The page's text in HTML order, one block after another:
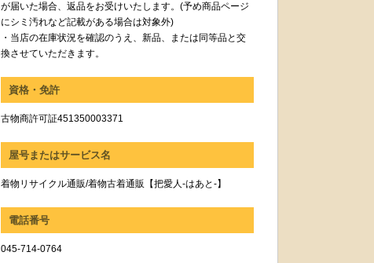
が届いた場合、返品をお受けいたします。(予め商品ページ
にシミ汚れなど記載がある場合は対象外)
・当店の在庫状況を確認のうえ、新品、または同等品と交
換させていただきます。
資格・免許
古物商許可証451350003371
屋号またはサービス名
着物リサイクル通販/着物古着通販【把愛人-はあと-】
電話番号
045-714-0764